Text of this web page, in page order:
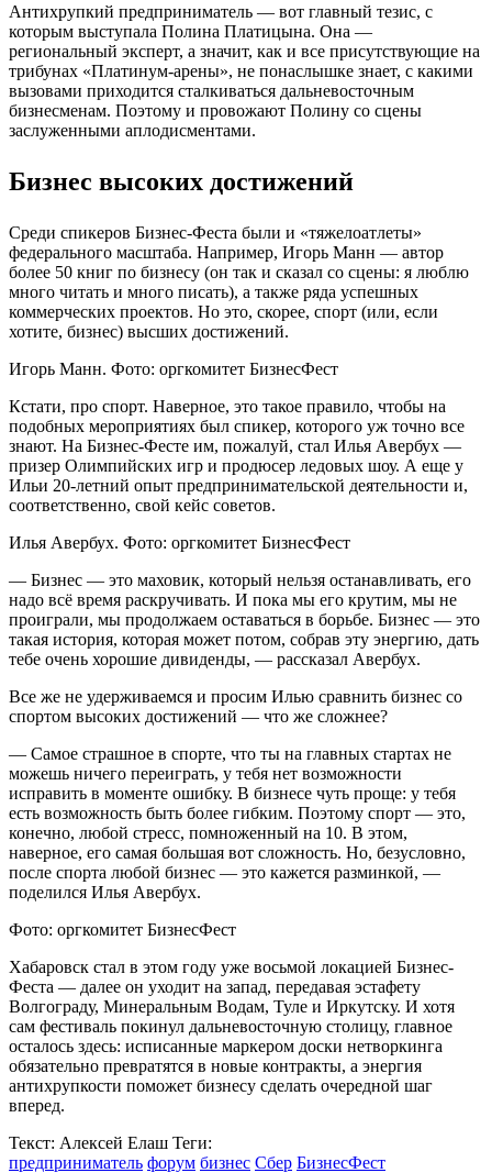
Антихрупкий предприниматель — вот главный тезис, с
которым выступала Полина Платицына. Она —
региональный эксперт, а значит, как и все присутствующие на
трибунах «Платинум-арены», не понаслышке знает, с какими
вызовами приходится сталкиваться дальневосточным
бизнесменам. Поэтому и провожают Полину со сцены
заслуженными аплодисментами.
Бизнес высоких достижений
Среди спикеров Бизнес-Феста были и «тяжелоатлеты»
федерального масштаба. Например, Игорь Манн — автор
более 50 книг по бизнесу (он так и сказал со сцены: я люблю
много читать и много писать), а также ряда успешных
коммерческих проектов. Но это, скорее, спорт (или, если
хотите, бизнес) высших достижений.
Игорь Манн. Фото: оргкомитет БизнесФест
Кстати, про спорт. Наверное, это такое правило, чтобы на
подобных мероприятиях был спикер, которого уж точно все
знают. На Бизнес-Фесте им, пожалуй, стал Илья Авербух —
призер Олимпийских игр и продюсер ледовых шоу. А еще у
Ильи 20-летний опыт предпринимательской деятельности и,
соответственно, свой кейс советов.
Илья Авербух. Фото: оргкомитет БизнесФест
— Бизнес — это маховик, который нельзя останавливать, его
надо всё время раскручивать. И пока мы его крутим, мы не
проиграли, мы продолжаем оставаться в борьбе. Бизнес — это
такая история, которая может потом, собрав эту энергию, дать
тебе очень хорошие дивиденды, — рассказал Авербух.
Все же не удерживаемся и просим Илью сравнить бизнес со
спортом высоких достижений — что же сложнее?
— Самое страшное в спорте, что ты на главных стартах не
можешь ничего переиграть, у тебя нет возможности
исправить в моменте ошибку. В бизнесе чуть проще: у тебя
есть возможность быть более гибким. Поэтому спорт — это,
конечно, любой стресс, помноженный на 10. В этом,
наверное, его самая большая вот сложность. Но, безусловно,
после спорта любой бизнес — это кажется разминкой, —
поделился Илья Авербух.
Фото: оргкомитет БизнесФест
Хабаровск стал в этом году уже восьмой локацией Бизнес-
Феста — далее он уходит на запад, передавая эстафету
Волгограду, Минеральным Водам, Туле и Иркутску. И хотя
сам фестиваль покинул дальневосточную столицу, главное
осталось здесь: исписанные маркером доски нетворкинга
обязательно превратятся в новые контракты, а энергия
антихрупкости поможет бизнесу сделать очередной шаг
вперед.
Текст: Алексей Елаш Теги:
предприниматель форум бизнес Сбер БизнесФест